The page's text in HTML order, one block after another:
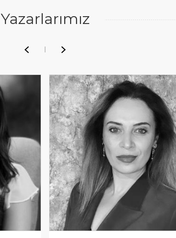
Yazarlarımız